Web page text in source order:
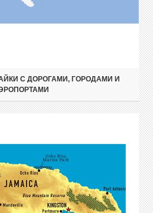
С ДОРОГАМИ, ГОРОДАМИ И